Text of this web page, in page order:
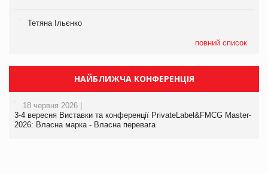
Тетяна Ільєнко
повний список
НАЙБЛИЖЧА КОНФЕРЕНЦІЯ
18 червня 2026 |
3-4 вересня Виставки та конференції PrivateLabel&FMCG Master-
2026: Власна марка - Власна перевага